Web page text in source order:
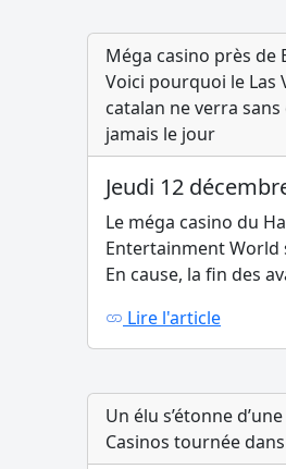
Méga casino près de
Voici pourquoi le Las
catalan ne verra
jamais le jour
Jeudi 12
Le méga casino du
Entertainment World
En cause, la fin des
Lire l'article
Un élu s’étonne
Casinos tournée